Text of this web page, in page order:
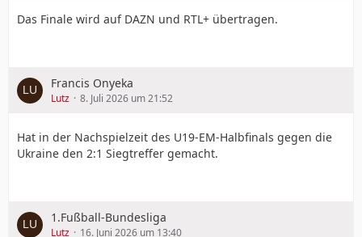
Das Finale wird auf DAZN und RTL+ übertragen.
Francis Onyeka
Lutz 8. Juli 2026 um 21:52
Hat in der Nachspielzeit des U19-EM-Halbfinals gegen die
Ukraine den 2:1 Siegtreffer gemacht.
1.Fußball-Bundesliga
Lutz 16. Juni 2026 um 13:40